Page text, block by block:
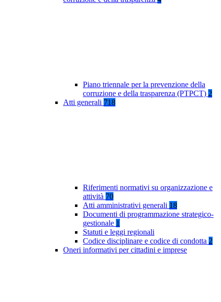
Piano triennale per la prevenzione della
corruzione e della trasparenza (PTPCT) 2
Atti generali 718
Riferimenti normativi su organizzazione e
attività 70
Atti amministrativi generali 18
Documenti di programmazione strategico-
gestionale 1
Statuti e leggi regionali
Codice disciplinare e codice di condotta 2
Oneri informativi per cittadini e imprese